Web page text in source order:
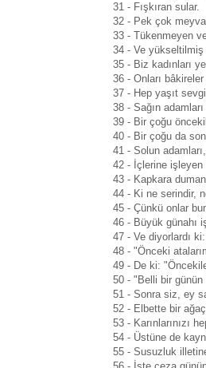
31 - Fışkıran sular.
32 - Pek çok meyva
33 - Tükenmeyen
34 - Ve yükseltilmiş
35 - Biz kadınları
36 - Onları bâkireler
37 - Hep yaşıt
38 - Sağın
39 - Bir çoğu
40 - Bir çoğu da
41 - Solun
42 - İçlerine
43 - Kapkara
44 - Ki ne serindir,
45 - Çünkü onlar
46 - Büyük günahı
47 - Ve diyorlardı
48 - "Önceki
49 - De ki:
50 - "Belli bir günün
51 - Sonra siz, ey
52 - Elbette bir
53 - Karınlarınızı
54 - Üstüne de
55 - Susuzluk